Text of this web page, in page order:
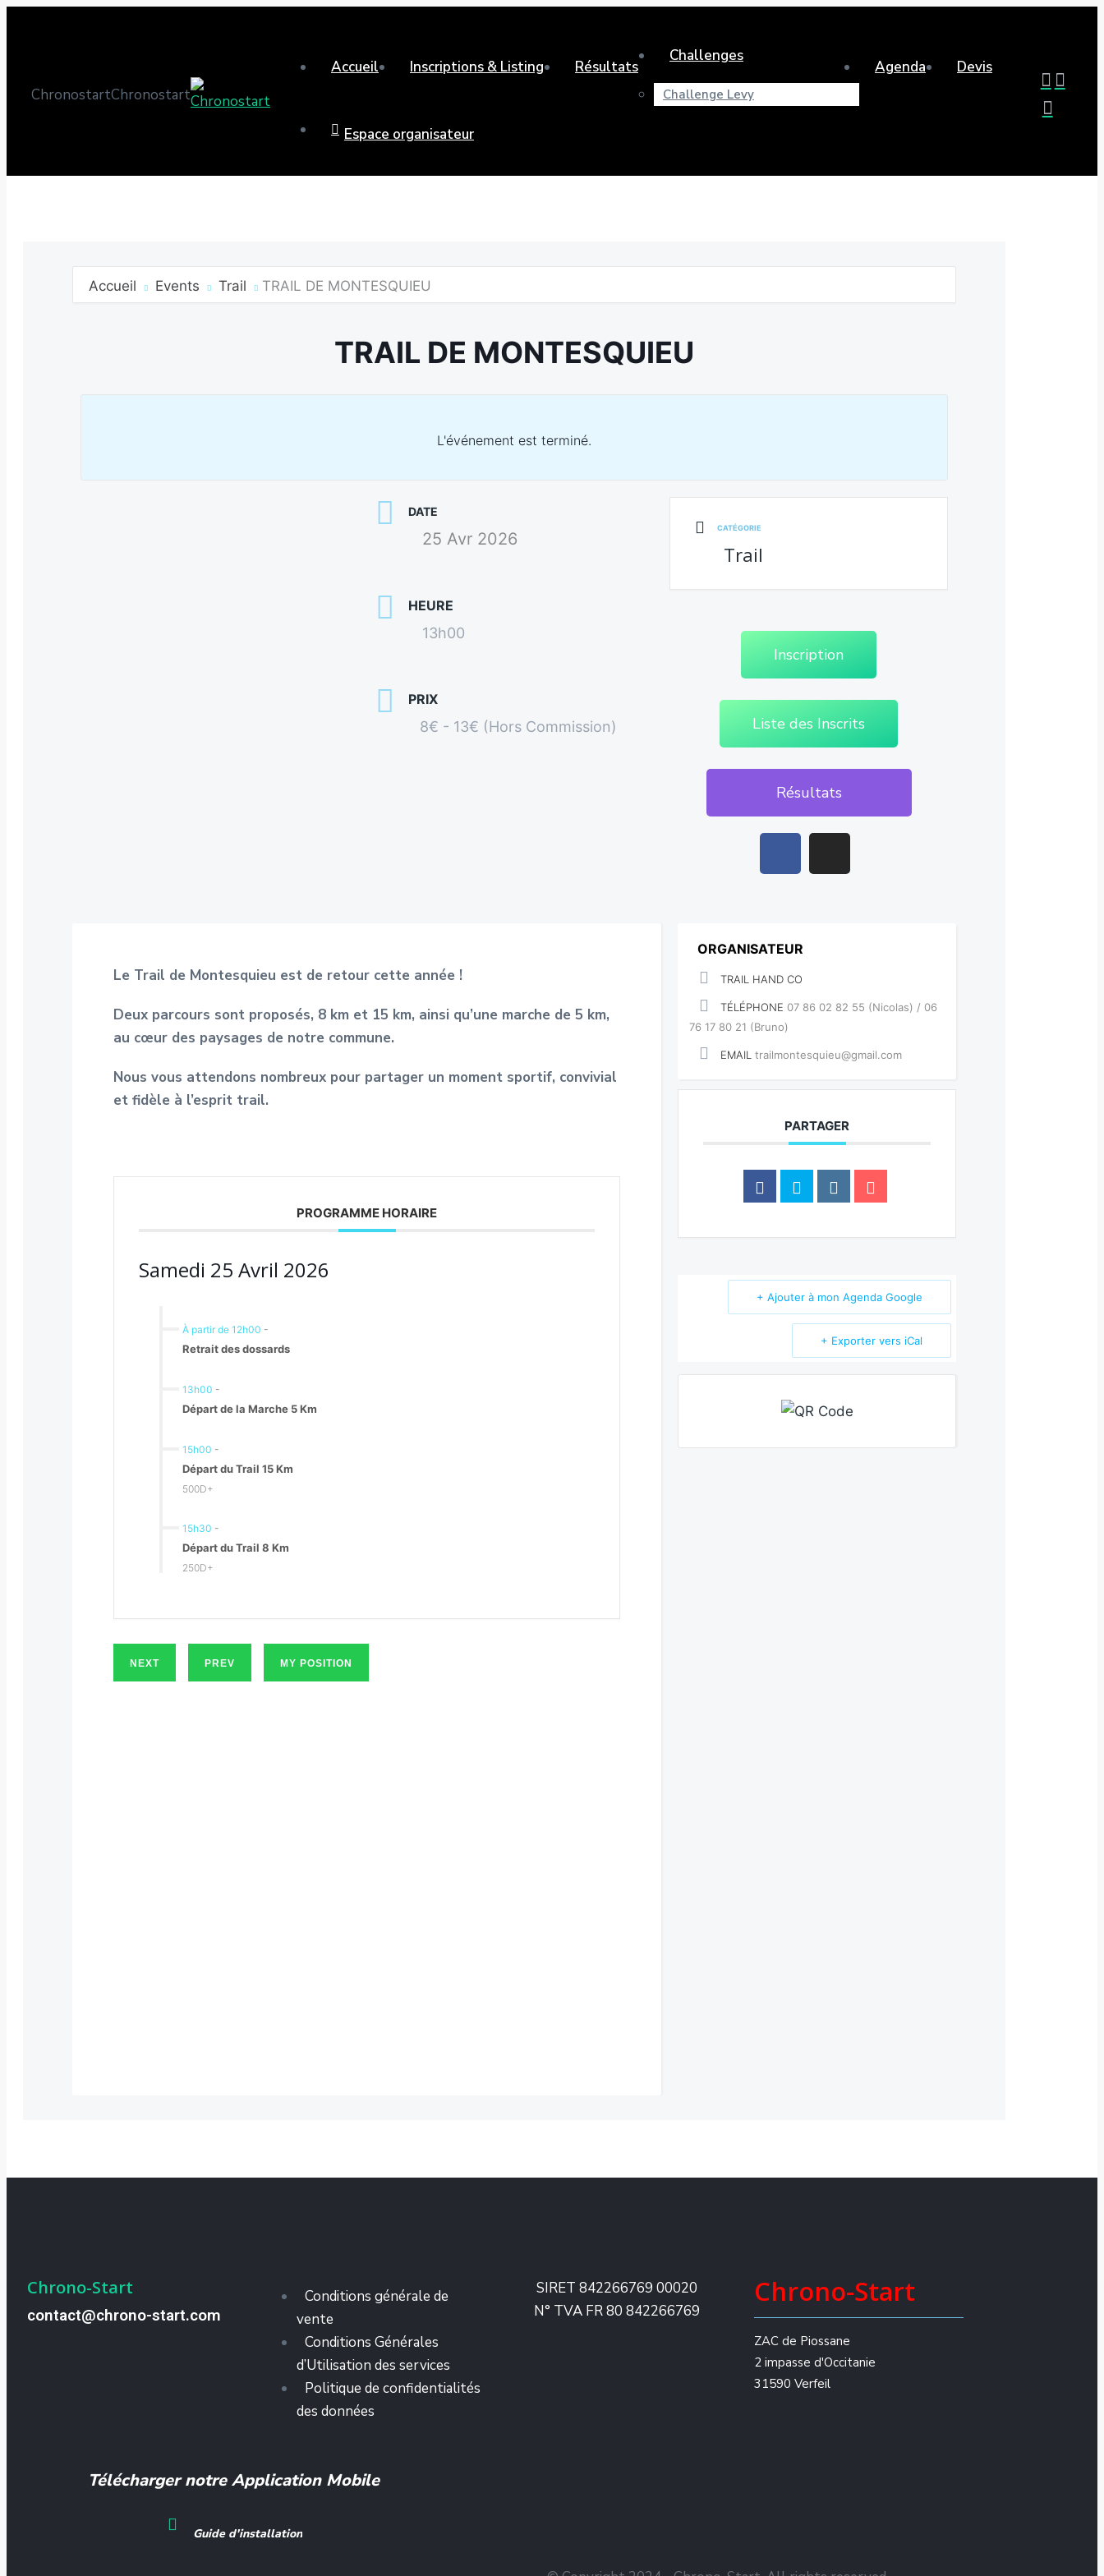
ChronostartChronostart
Accueil Inscriptions & Listing Résultats
Challenges
Challenge Levy
Agenda Devis
Espace organisateur
Accueil Events Trail TRAIL DE MONTESQUIEU
TRAIL DE MONTESQUIEU
L'événement est terminé.
DATE
25 Avr 2026
HEURE
13h00
PRIX
8€ - 13€ (Hors Commission)
CATÉGORIE
Trail
Inscription
Liste des Inscrits
Résultats
Le Trail de Montesquieu est de retour cette année !
Deux parcours sont proposés, 8 km et 15 km, ainsi qu’une marche de 5 km,
au cœur des paysages de notre commune.
Nous vous attendons nombreux pour partager un moment sportif, convivial
et fidèle à l’esprit trail.
PROGRAMME HORAIRE
Samedi 25 Avril 2026
À partir de 12h00 -
Retrait des dossards
13h00 -
Départ de la Marche 5 Km
15h00 -
Départ du Trail 15 Km
500D+
15h30 -
Départ du Trail 8 Km
250D+
NEXT PREV MY POSITION
ORGANISATEUR
TRAIL HAND CO
TÉLÉPHONE 07 86 02 82 55 (Nicolas) / 06
76 17 80 21 (Bruno)
EMAIL trailmontesquieu@gmail.com
PARTAGER
+ Ajouter à mon Agenda Google
+ Exporter vers iCal
Chrono-Start
contact@chrono-start.com
Conditions générale de
vente
Conditions Générales
d’Utilisation des services
Politique de confidentialités
des données
SIRET 842266769 00020
N° TVA FR 80 842266769
Chrono-Start
ZAC de Piossane
2 impasse d'Occitanie
31590 Verfeil
Télécharger notre Application Mobile
Guide d'installation